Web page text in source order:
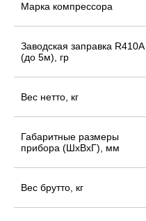
Марка компрессора
Заводская заправка R410A
(до 5м), гр
Вес нетто, кг
Габаритные размеры
прибора (ШхВхГ), мм
Вес брутто, кг